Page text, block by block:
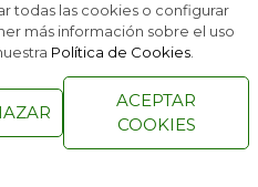
todas las cookies o configurar
más información sobre el uso
Política de Cookies
ACEPTAR
COOKIES
UN VIAJE POR 25 JJOO
LOS DERECHOS